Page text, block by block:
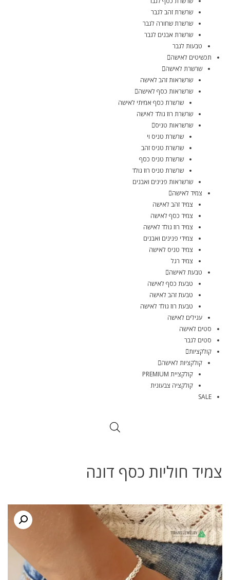
שרשרת זהב לגבר
שרשרת שחורה לגבר
שרשרת אבנים לגבר
טבעות לגבר
תכשיטים לאישה
שרשרת לאישה
שרשראות זהב לאישה
שרשראות כסף לאישה
שרשרת כסף אמיתי לאישה
שרשרת רוז גולד לאישה
שרשראות טניס
שרשרת טניס וי
שרשרת טניס זהב
שרשרת טניס כסף
שרשרת טניס רוז גולד
שרשראות פנינים ואבנים
צמיד לאישה
צמיד זהב לאישה
צמיד כסף לאישה
צמיד רוז גולד לאישה
צמידי פנינים ואבנים
צמיד טניס לאישה
צמיד רגל
טבעת לאישה
טבעת כסף לאישה
טבעת זהב לאישה
טבעת רוז גולד לאישה
עגילים לאישה
סטים לאישה
סטים לגבר
קולקציות
קולקציות לאישה
קולקציית PREMIUM
קולקציה צבעונית
SALE
צמיד חוליות כסף דונה